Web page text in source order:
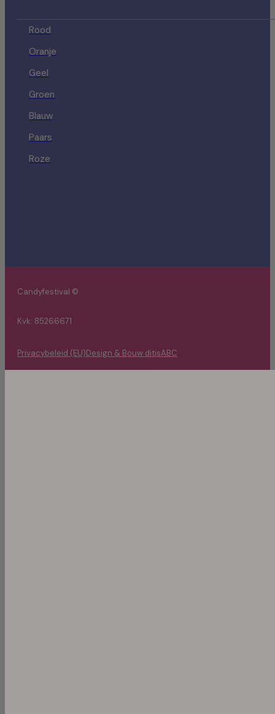
Rood
Oranje
Geel
Groen
Blauw
Paars
Roze
Candyfestival ©
Kvk: 85266671
Privacybeleid (EU)Design & Bouw ditisABC